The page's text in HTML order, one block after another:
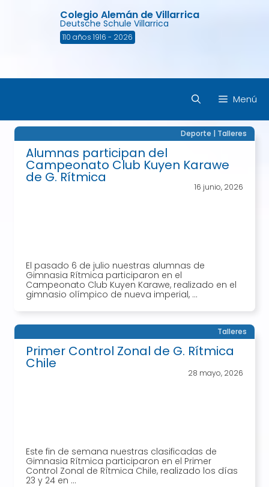
Colegio Alemán de Villarrica
Deutsche Schule Villarrica
110 años 1916 - 2026
Menú
Deporte | Talleres
Alumnas participan del
Campeonato Club Kuyen Karawe
de G. Rítmica
16 junio, 2026
El pasado 6 de julio nuestras alumnas de
Gimnasia Rítmica participaron en el
Campeonato Club Kuyen Karawe, realizado en el
gimnasio olímpico de nueva imperial, ...
Talleres
Primer Control Zonal de G. Rítmica
Chile
28 mayo, 2026
Este fin de semana nuestras clasificadas de
Gimnasia Rítmica participaron en el Primer
Control Zonal de Rítmica Chile, realizado los días
23 y 24 en ...